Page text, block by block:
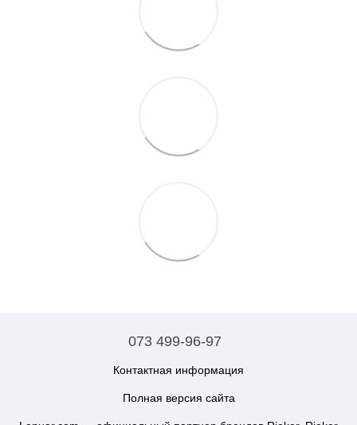
073 499-96-97
Контактная информация
Полная версия сайта